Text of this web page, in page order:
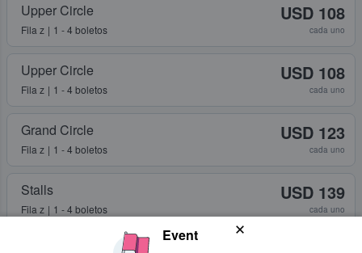
Upper Circle
Fila z 1 - 4 boletos
USD 108
cada uno
Upper Circle
Fila z 1 - 4 boletos
USD 108
cada uno
Grand Circle
Fila z 1 - 4 boletos
USD 123
cada uno
Stalls
Fila z 1 - 4 boletos
USD 139
cada uno
Event